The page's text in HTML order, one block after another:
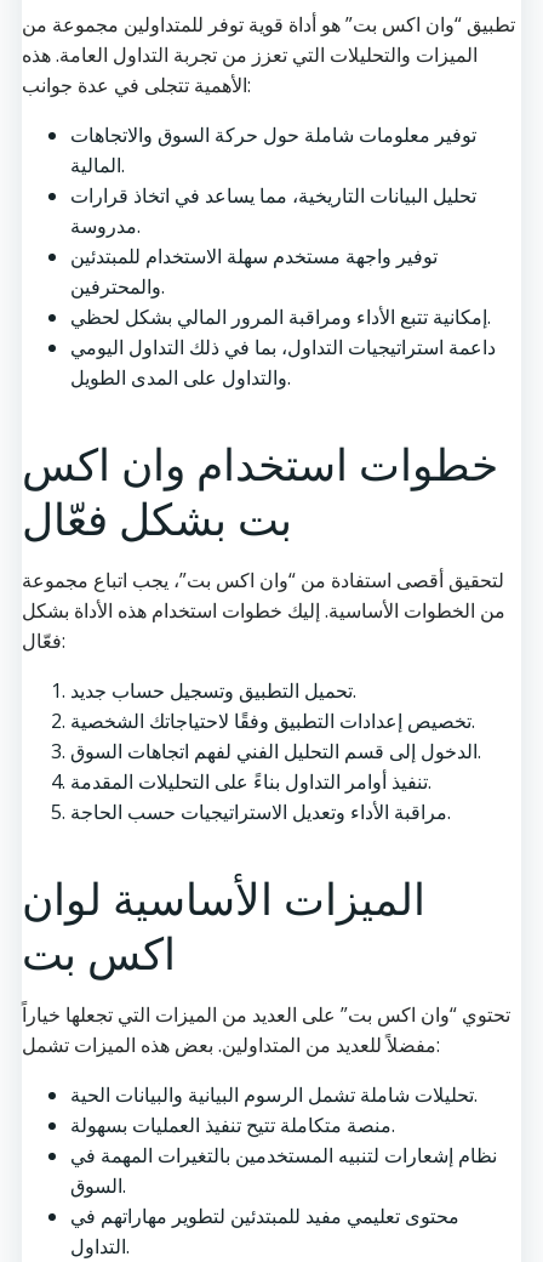
تطبيق “وان اكس بت” هو أداة قوية توفر للمتداولين مجموعة من
الميزات والتحليلات التي تعزز من تجربة التداول العامة. هذه
الأهمية تتجلى في عدة جوانب:
توفير معلومات شاملة حول حركة السوق والاتجاهات
المالية.
تحليل البيانات التاريخية، مما يساعد في اتخاذ قرارات
مدروسة.
توفير واجهة مستخدم سهلة الاستخدام للمبتدئين
والمحترفين.
إمكانية تتبع الأداء ومراقبة المرور المالي بشكل لحظي.
داعمة استراتيجيات التداول، بما في ذلك التداول اليومي
والتداول على المدى الطويل.
خطوات استخدام وان اكس
بت بشكل فعّال
لتحقيق أقصى استفادة من “وان اكس بت”، يجب اتباع مجموعة
من الخطوات الأساسية. إليك خطوات استخدام هذه الأداة بشكل
فعّال:
تحميل التطبيق وتسجيل حساب جديد.
تخصيص إعدادات التطبيق وفقًا لاحتياجاتك الشخصية.
الدخول إلى قسم التحليل الفني لفهم اتجاهات السوق.
تنفيذ أوامر التداول بناءً على التحليلات المقدمة.
مراقبة الأداء وتعديل الاستراتيجيات حسب الحاجة.
الميزات الأساسية لوان
اكس بت
تحتوي “وان اكس بت” على العديد من الميزات التي تجعلها خياراً
مفضلاً للعديد من المتداولين. بعض هذه الميزات تشمل:
تحليلات شاملة تشمل الرسوم البيانية والبيانات الحية.
منصة متكاملة تتيح تنفيذ العمليات بسهولة.
نظام إشعارات لتنبيه المستخدمين بالتغيرات المهمة في
السوق.
محتوى تعليمي مفيد للمبتدئين لتطوير مهاراتهم في
التداول.